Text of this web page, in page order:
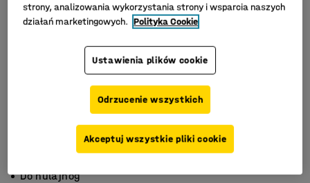
Do hulajnóg
strony, analizowania wykorzystania strony i wsparcia naszych
działań marketingowych. Polityka Cookie
Ustawienia plików cookie
Odrzucenie wszystkich
Akceptuj wszystkie pliki cookie